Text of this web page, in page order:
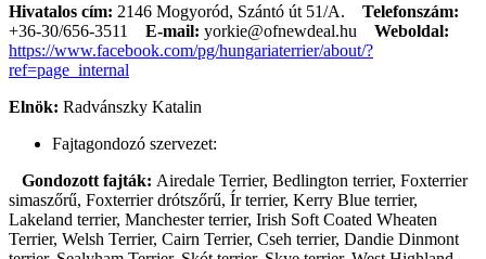
Hivatalos cím: 2146 Mogyoród, Szántó út 51/A. Telefonszám:
+36-30/656-3511
E-mail: yorkie@ofnewdeal.hu
Weboldal:
https://www.facebook.com/pg/hungariaterrier/about/?
ref=page_internal
Elnök: Radvánszky Katalin
Fajtagondozó szervezet:
Gondozott fajták: Airedale Terrier, Bedlington terrier, Foxterrier
simaszőrű, Foxterrier drótszőrű, Ír terrier, Kerry Blue terrier,
Lakeland terrier, Manchester terrier, Irish Soft Coated Wheaten
Terrier, Welsh Terrier, Cairn Terrier, Cseh terrier, Dandie Dinmont